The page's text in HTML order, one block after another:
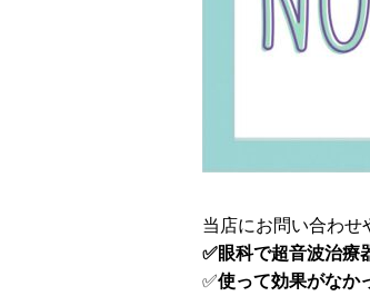
当店にお問い合わせ
✅️眼科で超音波治療
✅️使って効果がなか